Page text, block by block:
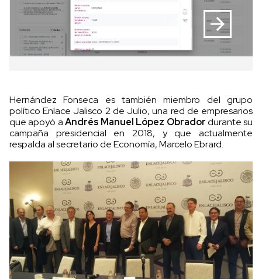
Hernández Fonseca es también miembro del grupo
político Enlace Jalisco 2 de Julio, una red de empresarios
que apoyó aAndrés Manuel López Obradordurante su
campaña presidencial en 2018, y que actualmente
respalda al secretario de Economía, Marcelo Ebrard.